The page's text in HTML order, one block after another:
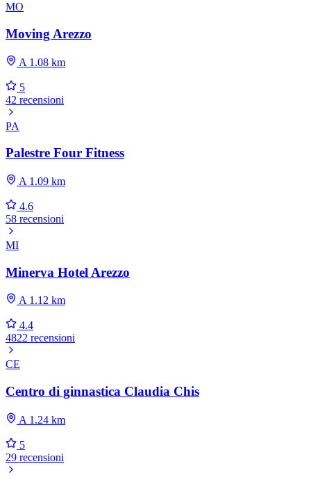
MO
Moving Arezzo
A 1.08 km
5
42 recensioni
PA
Palestre Four Fitness
A 1.09 km
4.6
58 recensioni
MI
Minerva Hotel Arezzo
A 1.12 km
4.4
4822 recensioni
CE
Centro di ginnastica Claudia Chis
A 1.24 km
5
29 recensioni